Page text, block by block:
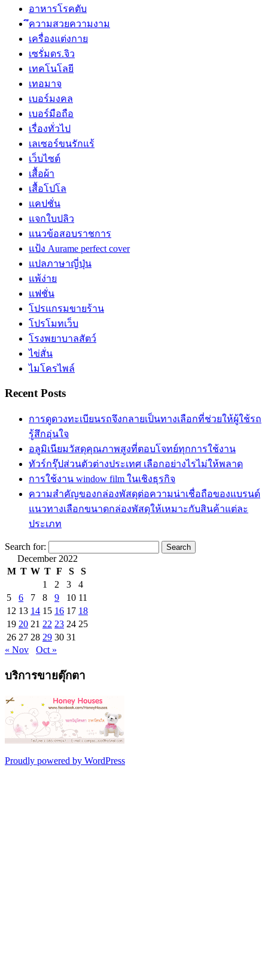
อาหารโรคตับ
ึความสวยความงาม
เครื่องแต่งกาย
เซรั่มดร.จิว
เทคโนโลยี
เทอมาจ
เบอร์มงคล
เบอร์มือถือ
เรื่องทั่วไป
เลเซอร์ขนรักแร้
เว็บไซต์
เสื้อผ้า
เสื้อโปโล
แคปชั่น
แจกใบปลิว
แนวข้อสอบราชการ
แป้ง Aurame perfect cover
แปลภาษาญี่ปุ่น
แพ้ง่าย
แฟชั่น
โปรแกรมขายร้าน
โปรโมทเว็บ
โรงพยาบาลสัตว์
ไข่สั่น
ไมโครไพล์
Recent Posts
การดูดวงทะเบียนรถจึงกลายเป็นทางเลือกที่ช่วยให้ผู้ใช้รถ
รู้สึกอุ่นใจ
อลูมิเนียมวัสดุคุณภาพสูงที่ตอบโจทย์ทุกการใช้งาน
ทัวร์กรุ๊ปส่วนตัวต่างประเทศ เลือกอย่างไรไม่ให้พลาด
การใช้งาน window film ในเชิงธุรกิจ
ความสำคัญของกล่องพัสดุต่อความน่าเชื่อถือของแบรนด์
แนวทางเลือกขนาดกล่องพัสดุให้เหมาะกับสินค้าแต่ละ
ประเภท
Search for:
December 2022
M T W T F S
S
1
2 3
4
5
6 7 8 9 10 11
12 13 14 15 16 17 18
19 20 21 22 23 24 25
26 27 28 29 30 31
« Nov
Oct »
บริการขายตุ๊กตา
Proudly powered by WordPress